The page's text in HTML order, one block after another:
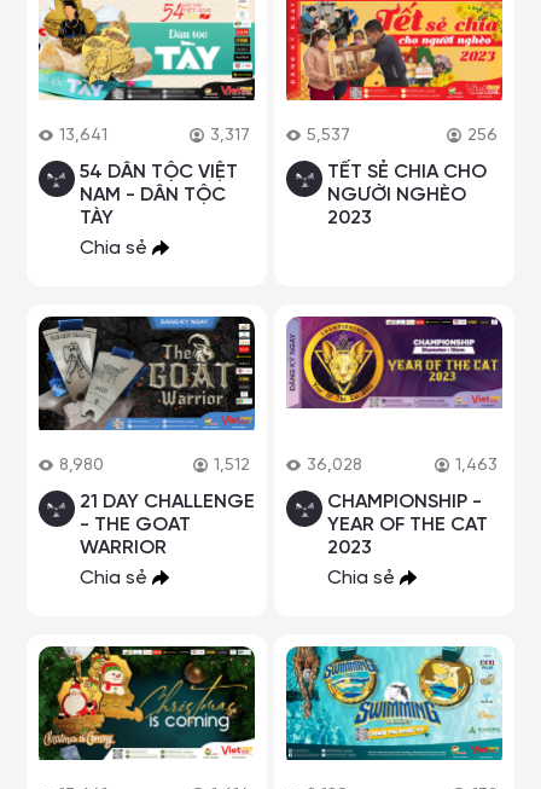
13,641 3,317
54 DÂN TỘC VIỆT
NAM - DÂN TỘC
TÀY
Chia sẻ
5,537 256
TẾT SẺ CHIA CHO
NGƯỜI NGHÈO
2023
8,980 1,512
21 DAY CHALLENGE
- THE GOAT
WARRIOR
Chia sẻ
36,028 1,463
CHAMPIONSHIP -
YEAR OF THE CAT
2023
Chia sẻ